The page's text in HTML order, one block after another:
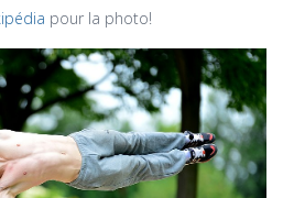
pour la photo!